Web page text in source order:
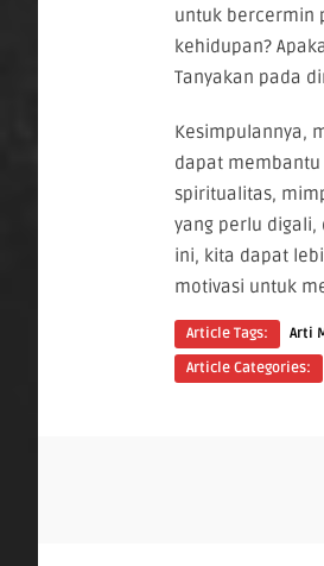
untuk bercermin
kehidupan?
Tanyakan pada
Kesimpulannya,
dapat
spiritualitas,
yang perlu
ini, kita dapat
motivasi untuk
Article Tags:
Arti
Article Categories: